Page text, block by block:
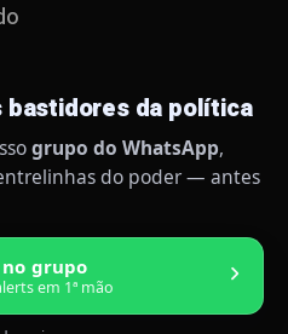
bastidores da política
grupo do WhatsApp,
do poder — antes
grupo
em 1ª mão